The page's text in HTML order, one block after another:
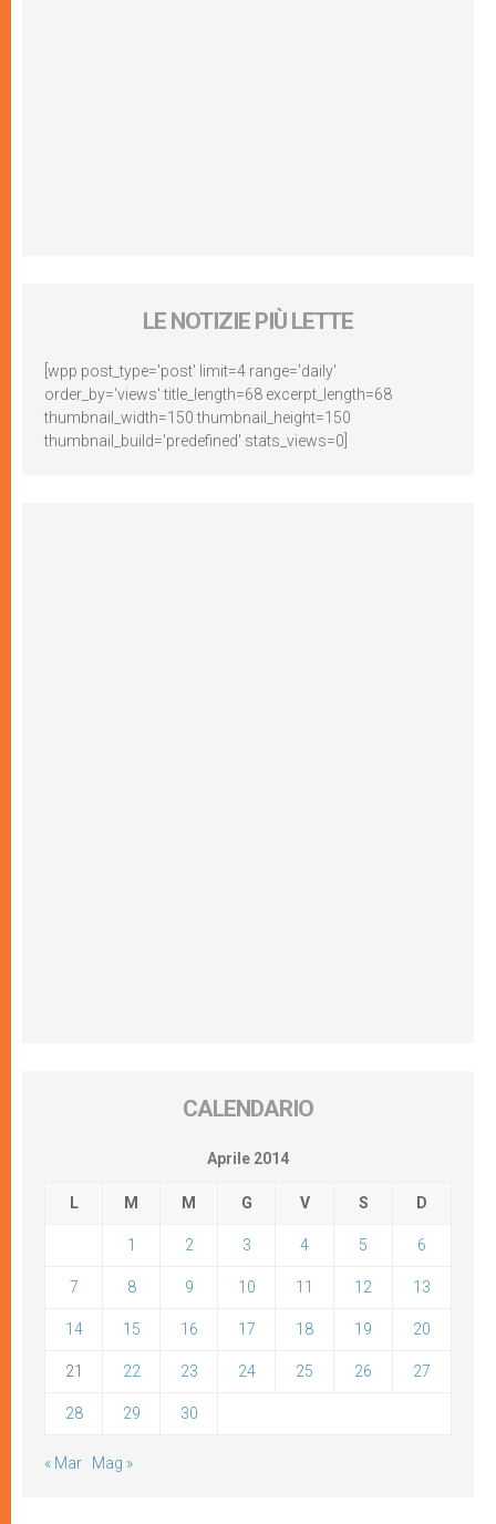
LE NOTIZIE PIÙ LETTE
[wpp post_type='post' limit=4 range='daily'
order_by='views' title_length=68 excerpt_length=68
thumbnail_width=150 thumbnail_height=150
thumbnail_build='predefined' stats_views=0]
CALENDARIO
Aprile 2014
L M M G V S D
1 2 3 4 5 6
7 8 9 10 11 12 13
14 15 16 17 18 19 20
21 22 23 24 25 26 27
28 29 30
« Mar Mag »